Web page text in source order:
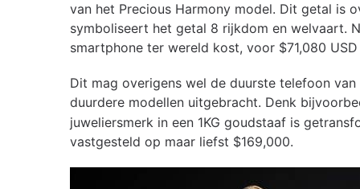
van het Precious Harmony model. Dit getal is
symboliseert het getal 8 rijkdom en welvaart.
smartphone ter wereld kost, voor $71,080
Dit mag overigens wel de duurste telefoon
duurdere modellen uitgebracht. Denk
juweliersmerk in een 1KG goudstaaf is
vastgesteld op maar liefst $169,000.